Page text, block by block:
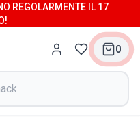
REGOLARMENTE IL 17
0